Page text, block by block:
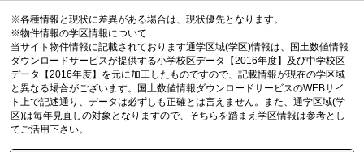
※各種情報と現状に差異がある場合は、現状優先となります。
※物件情報の学区情報について
当サイト物件情報に記載されております通学区域(学区)情報は、国土数値情報
ダウンロードサービスが提供する小学校区データ【2016年度】及び中学校区
データ【2016年度】を元に加工したものですので、記載情報が現在の学区域
と異なる場合がございます。国土数値情報ダウンロードサービスのWEBサイ
ト上で記述通り、データは必ずしも正確とは言えません。また、通学区域(学
区)は毎年見直しの対象となりますので、そちらを踏まえ学区情報は参考とし
てご活用下さい。